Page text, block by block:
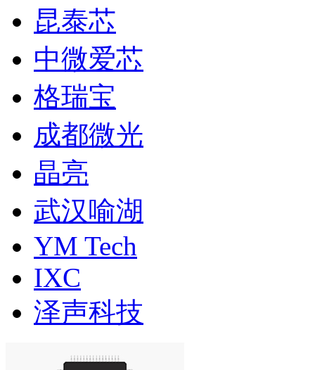
昆泰芯
中微爱芯
格瑞宝
成都微光
晶亮
武汉喻湖
YM Tech
IXC
泽声科技